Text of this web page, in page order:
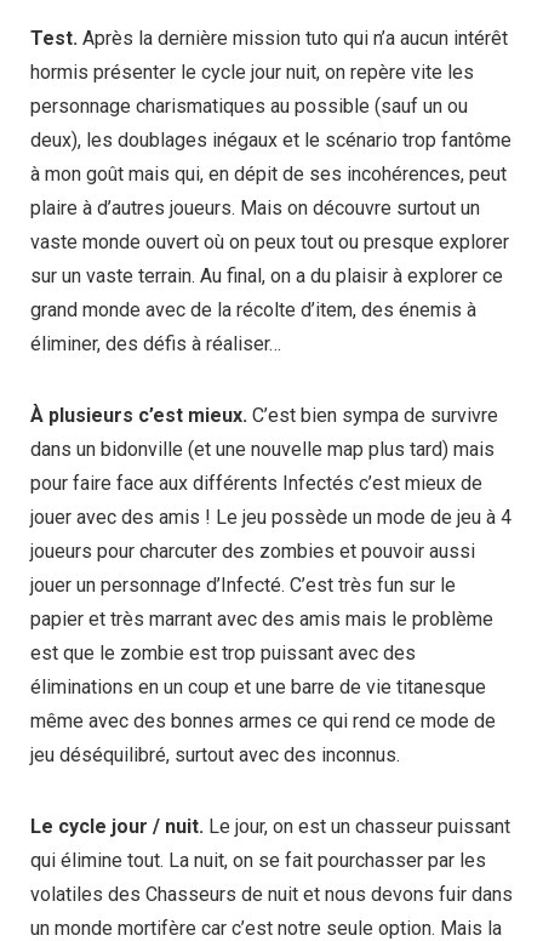
Test. Après la dernière mission tuto qui n’a aucun intérêt
hormis présenter le cycle jour nuit, on repère vite les
personnage charismatiques au possible (sauf un ou
deux), les doublages inégaux et le scénario trop fantôme
à mon goût mais qui, en dépit de ses incohérences, peut
plaire à d’autres joueurs. Mais on découvre surtout un
vaste monde ouvert où on peux tout ou presque explorer
sur un vaste terrain. Au final, on a du plaisir à explorer ce
grand monde avec de la récolte d’item, des énemis à
éliminer, des défis à réaliser…
À plusieurs c’est mieux. C’est bien sympa de survivre
dans un bidonville (et une nouvelle map plus tard) mais
pour faire face aux différents Infectés c’est mieux de
jouer avec des amis ! Le jeu possède un mode de jeu à 4
joueurs pour charcuter des zombies et pouvoir aussi
jouer un personnage d’Infecté. C’est très fun sur le
papier et très marrant avec des amis mais le problème
est que le zombie est trop puissant avec des
éliminations en un coup et une barre de vie titanesque
même avec des bonnes armes ce qui rend ce mode de
jeu déséquilibré, surtout avec des inconnus.
Le cycle jour / nuit. Le jour, on est un chasseur puissant
qui élimine tout. La nuit, on se fait pourchasser par les
volatiles des Chasseurs de nuit et nous devons fuir dans
un monde mortifère car c’est notre seule option. Mais la